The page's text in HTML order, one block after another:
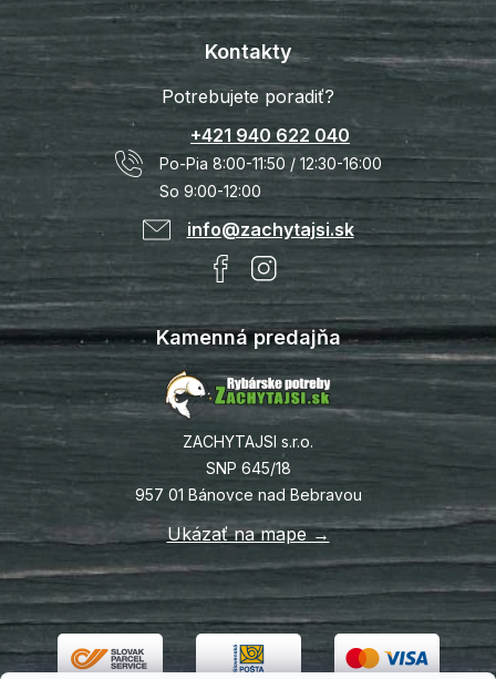
Kontakty
Potrebujete poradiť?
+421 940 622 040
Po-Pia 8:00-11:50 / 12:30-16:00
So 9:00-12:00
info@zachytajsi.sk
Kamenná predajňa
ZACHYTAJSI s.r.o.
SNP 645/18
957 01 Bánovce nad Bebravou
Ukázať na mape →